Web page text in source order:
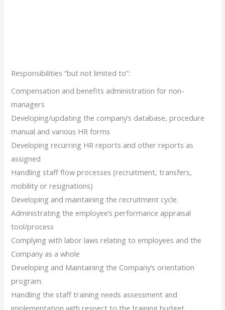
Responsibilities “but not limited to”:
Compensation and benefits administration for non-
managers
Developing/updating the company’s database, procedure
manual and various HR forms
Developing recurring HR reports and other reports as
assigned
Handling staff flow processes (recruitment, transfers,
mobility or resignations)
Developing and maintaining the recruitment cycle.
Administrating the employee’s performance appraisal
tool/process
Complying with labor laws relating to employees and the
Company as a whole
Developing and Maintaining the Company’s orientation
program.
Handling the staff training needs assessment and
implementation with respect to the training budget.